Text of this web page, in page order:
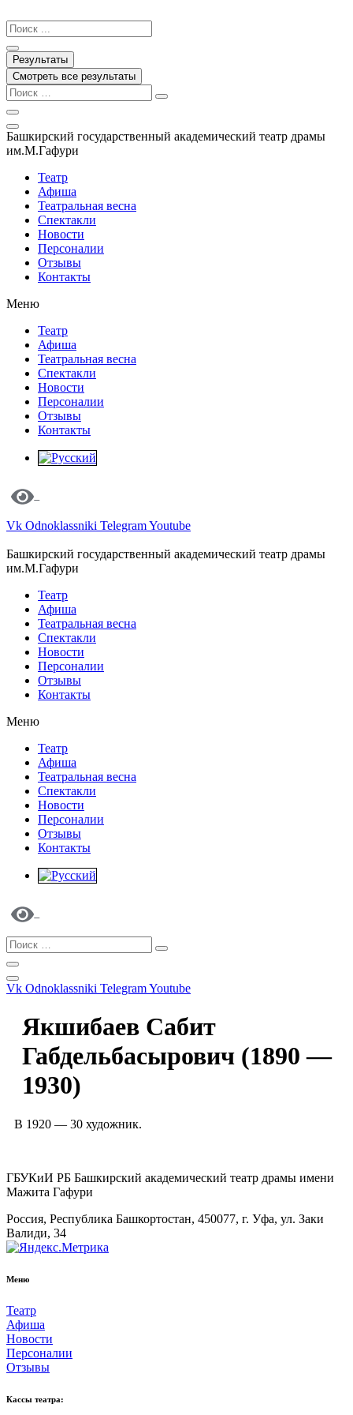
к
содержимому
Search
...
Результаты
Смотреть все результаты
Башкирский государственный академический театр драмы
им.М.Гафури
Театр
Афиша
Театральная весна
Спектакли
Новости
Персоналии
Отзывы
Контакты
Меню
Театр
Афиша
Театральная весна
Спектакли
Новости
Персоналии
Отзывы
Контакты
Vk Odnoklassniki TelegramYoutube
Башкирский государственный академический театр драмы
им.М.Гафури
Театр
Афиша
Театральная весна
Спектакли
Новости
Персоналии
Отзывы
Контакты
Меню
Театр
Афиша
Театральная весна
Спектакли
Новости
Персоналии
Отзывы
Контакты
Vk Odnoklassniki TelegramYoutube
Якшибаев Сабит
Габдельбасырович (1890 —
1930)
В 1920 — 30 художник.
ГБУКиИ РБ Башкирский академический театр драмы имени
Мажита Гафури
Россия, Республика Башкортостан, 450077, г. Уфа, ул. Заки
Валиди, 34
Меню
Театр
Афиша
Новости
Персоналии
Отзывы
Кассы театра: